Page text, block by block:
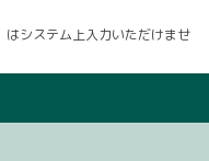
システム上入力いただけませ